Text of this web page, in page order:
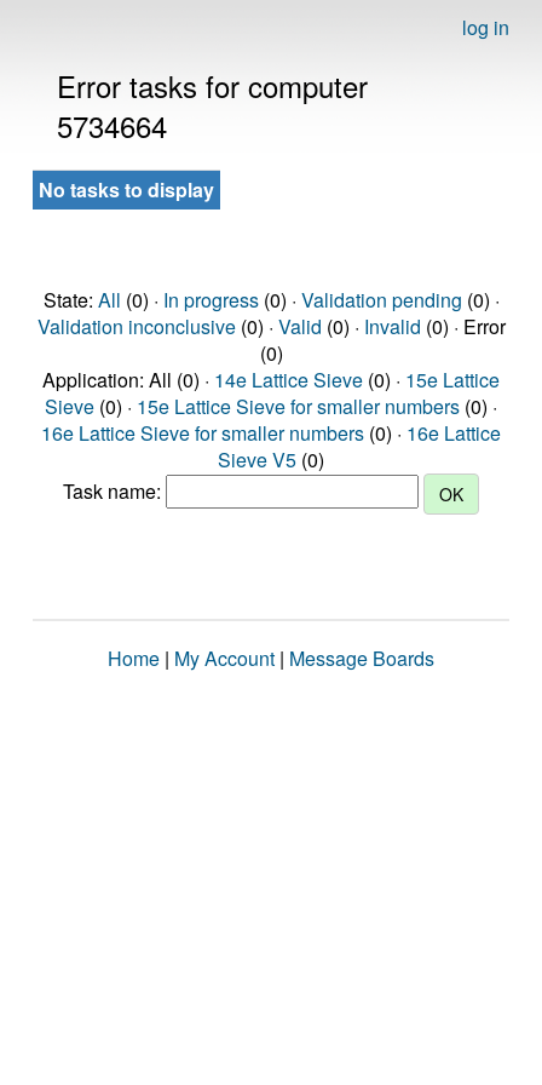
log in
Error tasks for computer
5734664
No tasks to display
State: All (0) · In progress(0) · Validation pending (0) ·
Validation inconclusive(0) · Valid (0) · Invalid (0) · Error
(0)
Application: All (0) · 14e Lattice Sieve (0) · 15e Lattice
Sieve (0) · 15e Lattice Sieve for smaller numbers (0) ·
16e Lattice Sieve for smaller numbers (0) · 16e Lattice
Sieve V5 (0)
Task name:
Home | My Account | Message Boards